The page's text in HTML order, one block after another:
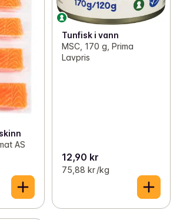
AS
Tunfisk i vann
MSC, 170 g, Prima
Lavpris
12,90 kr
75,88 kr /kg